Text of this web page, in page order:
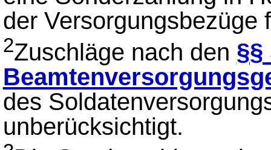
der Versorgungsbezüge
2Zuschläge nach den §§
des
unberücksichtigt.